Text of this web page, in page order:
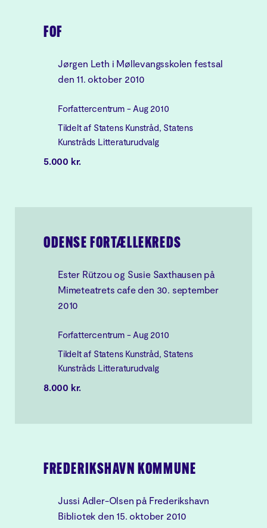
FOF
Jørgen Leth i Møllevangsskolen festsal
den 11. oktober 2010
Forfattercentrum - Aug 2010
Tildelt af Statens Kunstråd, Statens
Kunstråds Litteraturudvalg
5.000 kr.
ODENSE FORTÆLLEKREDS
Ester Rützou og Susie Saxthausen på
Mimeteatrets cafe den 30. september
2010
Forfattercentrum - Aug 2010
Tildelt af Statens Kunstråd, Statens
Kunstråds Litteraturudvalg
8.000 kr.
FREDERIKSHAVN KOMMUNE
Jussi Adler-Olsen på Frederikshavn
Bibliotek den 15. oktober 2010